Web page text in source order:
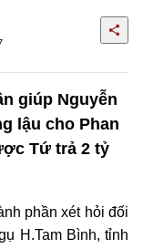
giúp Nguyễn
lậu cho Phan
Tứ trả 2 tỷ
phần xét hỏi đối
H.Tam Bình, tỉnh